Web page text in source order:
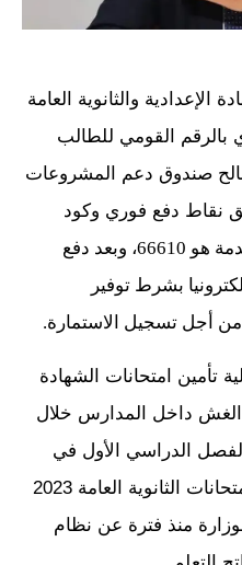
والثانوية العامة
بالرقم القومي للطالب
صندوق دعم المشروعات
نقاط دفع فوري وكود
المباشر للخدمة هو 66610، وبعد دفع
بشرط توفير
من أجل تسجيل الاستمارة.
تأمين امتحانات الشهادة
الغش داخل المدارس خلال
الفصل الدراسي الأول في
شهر يناير المقبل بينما تكون امتحانات الثانوية العامة 2023
وأعلنت الوزارة منذ فترة عن نظام